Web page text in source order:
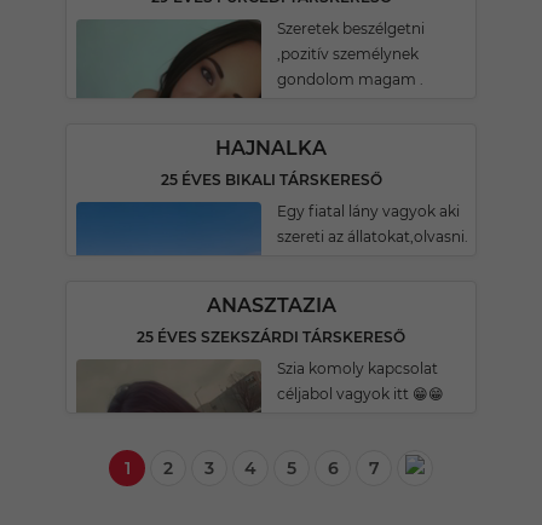
Szeretek beszélgetni
,pozitív személynek
gondolom magam .
HAJNALKA
25 ÉVES BIKALI TÁRSKERESŐ
Egy fiatal lány vagyok aki
szereti az állatokat,olvasni.
ANASZTAZIA
25 ÉVES SZEKSZÁRDI TÁRSKERESŐ
Szia komoly kapcsolat
céljabol vagyok itt 😁😁
1 2 3 4 5 6 7